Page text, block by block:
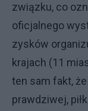
związku, co
oficjalnego
zysków
krajach (11
ten sam fakt,
prawdziwej,